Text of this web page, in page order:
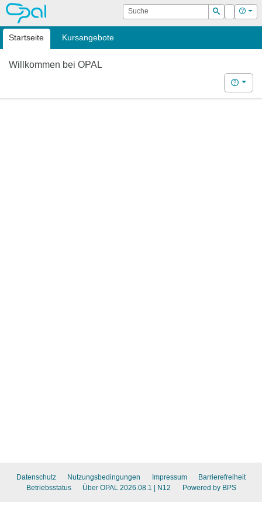
OPAL Suche
Suchen
Login Hilfe
Startseite Kursangebote
Willkommen bei OPAL
Hilfe
Datenschutz Nutzungsbedingungen Impressum
Barrierefreiheit
Betriebsstatus
Über OPAL 2026.08.1 | N12 Powered by BPS